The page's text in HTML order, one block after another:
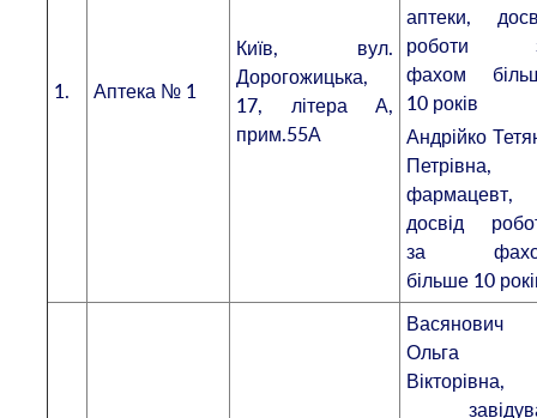
1. Аптека № 1
Київ, вул.
Дорогожицька,
17, літера А,
прим.55А
аптеки,
роботи
фахом
10 років
Андрійко
Петрівна,
фармацевт,
досвід
за
більше 10
Васянович
Ольга
Вікторівна,